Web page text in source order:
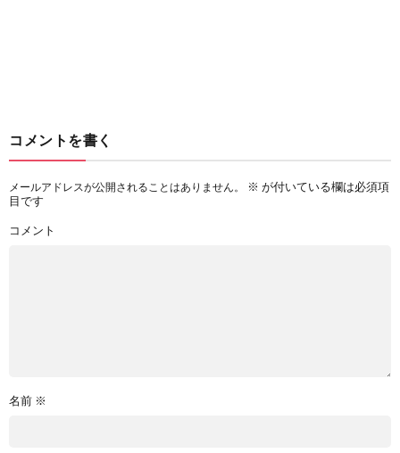
コメントを書く
メールアドレスが公開されることはありません。 ※ が付いている欄は必須項
目です
コメント
名前 ※